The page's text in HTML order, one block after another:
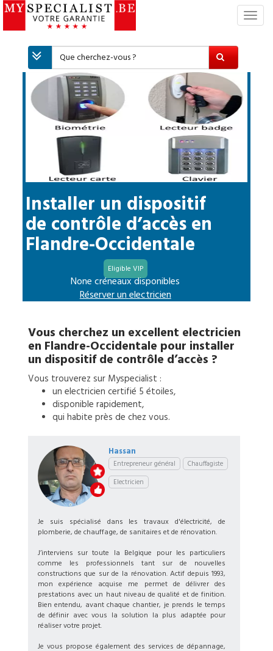
S
c
Installer un dispositif
de contrôle d’accès en
Flandre-Occidentale
Eligible VIP
None créneaux disponibles
Réserver un electricien
Vous cherchez un excellent electricien
en Flandre-Occidentale pour installer
un dispositif de contrôle d’accès ?
Vous trouverez sur Myspecialist :
un electricien certifié 5 étoiles,
disponible rapidement,
qui habite près de chez vous.
Hassan
Entrepreneur général
Chauffagiste
Electricien
Je suis spécialisé dans les travaux d'électricité, de
plomberie, de chauffage, de sanitaires et de rénovation.
J’interviens sur toute la Belgique pour les particuliers
comme les professionnels tant sur de nouvelles
constructions que sur de la rénovation. Actif depuis 1993,
mon expérience acquise me permet de délivrer des
prestations avec un haut niveau de qualité et de finition.
Bien entendu, avant chaque chantier, je prends le temps
de définir avec vous la solution la plus adaptée pour
réaliser votre projet.
Je vous propose également des services de dépannage,